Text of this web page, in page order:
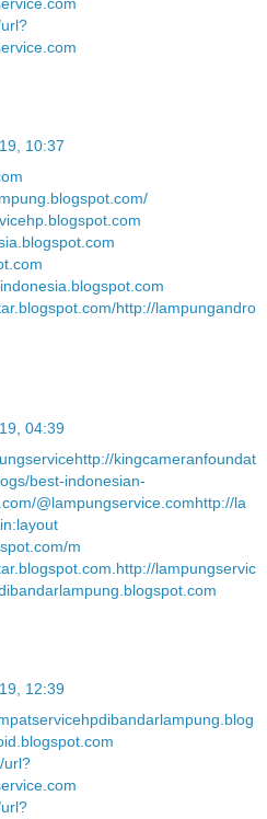
10:37
http://lampungandro
04:39
http://kingcameranfoundat
best-indonesian-
@lampungservice.comhttp://la
m
.http://lampungservic
12:39
url?